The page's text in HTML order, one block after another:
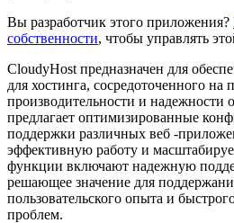
Вы разработчик этого приложения?
собственности, чтобы управлять
CloudyHost предназначен для
для хостинга, сосредоточенного
производительности и
предлагает оптимизированные
поддержки различных веб -
эффективную работу и
функции включают надежную
решающее значение для
пользовательского опыта и
проблем.